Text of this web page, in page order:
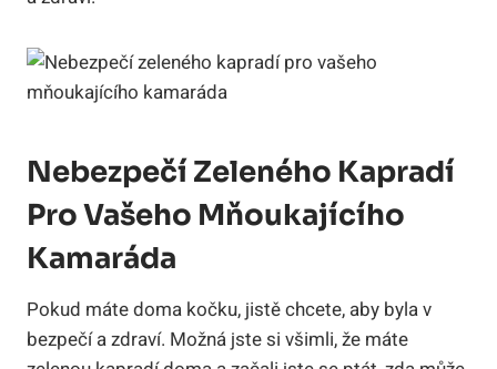
Nebezpečí Zeleného Kapradí
Pro Vašeho Mňoukajícího
Kamaráda
Pokud máte doma kočku, jistě chcete, aby byla v
bezpečí a zdraví. Možná jste si všimli, že máte